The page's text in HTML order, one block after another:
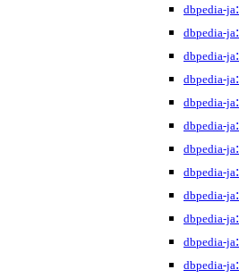
dbpedia-ja
dbpedia-ja
dbpedia-ja
dbpedia-ja
dbpedia-ja
dbpedia-ja
dbpedia-ja
dbpedia-ja
dbpedia-ja
dbpedia-ja
dbpedia-ja
dbpedia-ja